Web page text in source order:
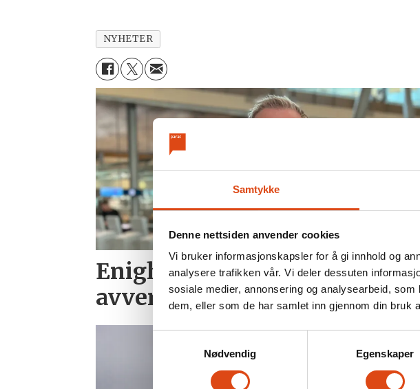
Samtykke
Denne nettsiden anvender cookies
Vi bruker informasjonskapsler for å gi innhold og
analysere trafikken vår. Vi deler dessuten
sosiale medier, annonsering og analysearbeid,
dem, eller som de har samlet inn gjennom din bruk
Nødvendig
Egenskaper
NYHETER
Enighet i SAS kabin –
avverget